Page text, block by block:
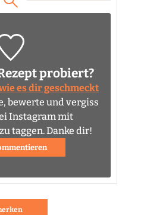
probiert?
es dir geschmeckt
bewerte und vergiss
Instagram mit
taggen. Danke dir!